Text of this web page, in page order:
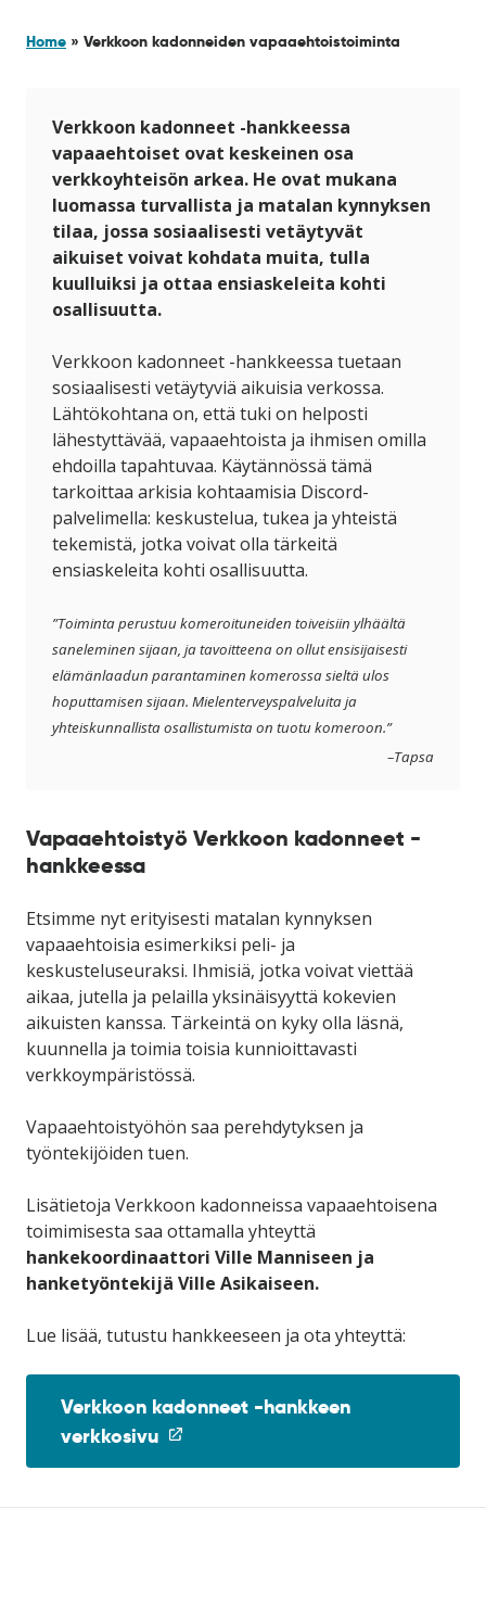
vapaaehtoistoiminta
Home » Verkkoon kadonneiden vapaaehtoistoiminta
Verkkoon kadonneet -hankkeessa
vapaaehtoiset ovat keskeinen osa
verkkoyhteisön arkea. He ovat mukana
luomassa turvallista ja matalan kynnyksen
tilaa, jossa sosiaalisesti vetäytyvät
aikuiset voivat kohdata muita, tulla
kuulluiksi ja ottaa ensiaskeleita kohti
osallisuutta.
Verkkoon kadonneet -hankkeessa tuetaan
sosiaalisesti vetäytyviä aikuisia verkossa.
Lähtökohtana on, että tuki on helposti
lähestyttävää, vapaaehtoista ja ihmisen omilla
ehdoilla tapahtuvaa. Käytännössä tämä
tarkoittaa arkisia kohtaamisia Discord-
palvelimella: keskustelua, tukea ja yhteistä
tekemistä, jotka voivat olla tärkeitä
ensiaskeleita kohti osallisuutta.
”Toiminta perustuu komeroituneiden toiveisiin ylhäältä
saneleminen sijaan, ja tavoitteena on ollut ensisijaisesti
elämänlaadun parantaminen komerossa sieltä ulos
hoputtamisen sijaan. Mielenterveyspalveluita ja
yhteiskunnallista osallistumista on tuotu komeroon.”
–Tapsa
Vapaaehtoistyö Verkkoon kadonneet -
hankkeessa
Etsimme nyt erityisesti matalan kynnyksen
vapaaehtoisia esimerkiksi peli- ja
keskusteluseuraksi. Ihmisiä, jotka voivat viettää
aikaa, jutella ja pelailla yksinäisyyttä kokevien
aikuisten kanssa. Tärkeintä on kyky olla läsnä,
kuunnella ja toimia toisia kunnioittavasti
verkkoympäristössä.
Vapaaehtoistyöhön saa perehdytyksen ja
työntekijöiden tuen.
Lisätietoja Verkkoon kadonneissa vapaaehtoisena
toimimisesta saa ottamalla yhteyttä
hankekoordinaattori Ville Manniseen ja
hanketyöntekijä Ville Asikaiseen.
Lue lisää, tutustu hankkeeseen ja ota yhteyttä:
Verkkoon kadonneet -hankkeen
verkkosivu(linkki
avataan